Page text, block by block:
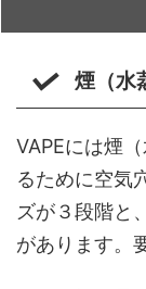
煙（水
VAPEには煙
るために空気
ズが３段階と
があります。